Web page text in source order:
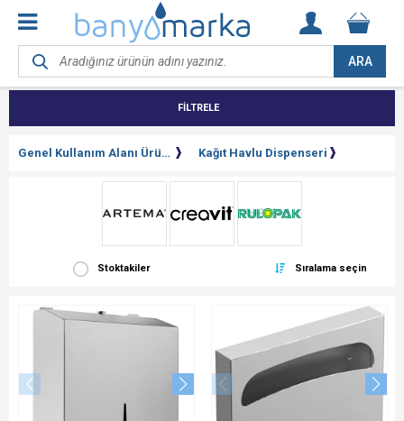
ARA
FİLTRELE
Genel Kullanım Alanı Ürünleri Kağıt Havlu Dispenseri
Stoktakiler Sıralama seçin